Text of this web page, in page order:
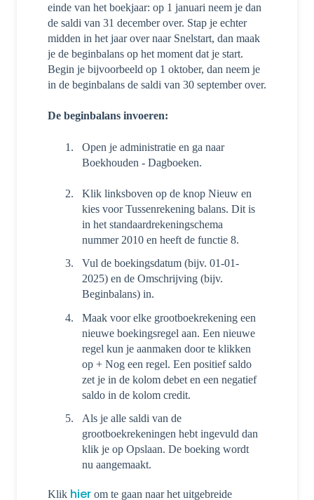
einde van het boekjaar: op 1 januari neem je dan
de saldi van 31 december over. Stap je echter
midden in het jaar over naar Snelstart, dan maak
je de beginbalans op het moment dat je start.
Begin je bijvoorbeeld op 1 oktober, dan neem je
in de beginbalans de saldi van 30 september over.
De beginbalans invoeren:
Open je administratie en ga naar
Boekhouden - Dagboeken.
Klik linksboven op de knop Nieuw en
kies voor Tussenrekening balans. Dit is
in het standaardrekeningschema
nummer 2010 en heeft de functie 8.
Vul de boekingsdatum (bijv. 01-01-
2025) en de Omschrijving (bijv.
Beginbalans) in.
Maak voor elke grootboekrekening een
nieuwe boekingsregel aan. Een nieuwe
regel kun je aanmaken door te klikken
op + Nog een regel. Een positief saldo
zet je in de kolom debet en een negatief
saldo in de kolom credit.
Als je alle saldi van de
grootboekrekeningen hebt ingevuld dan
klik je op Opslaan. De boeking wordt
nu aangemaakt.
Klik hier om te gaan naar het uitgebreide